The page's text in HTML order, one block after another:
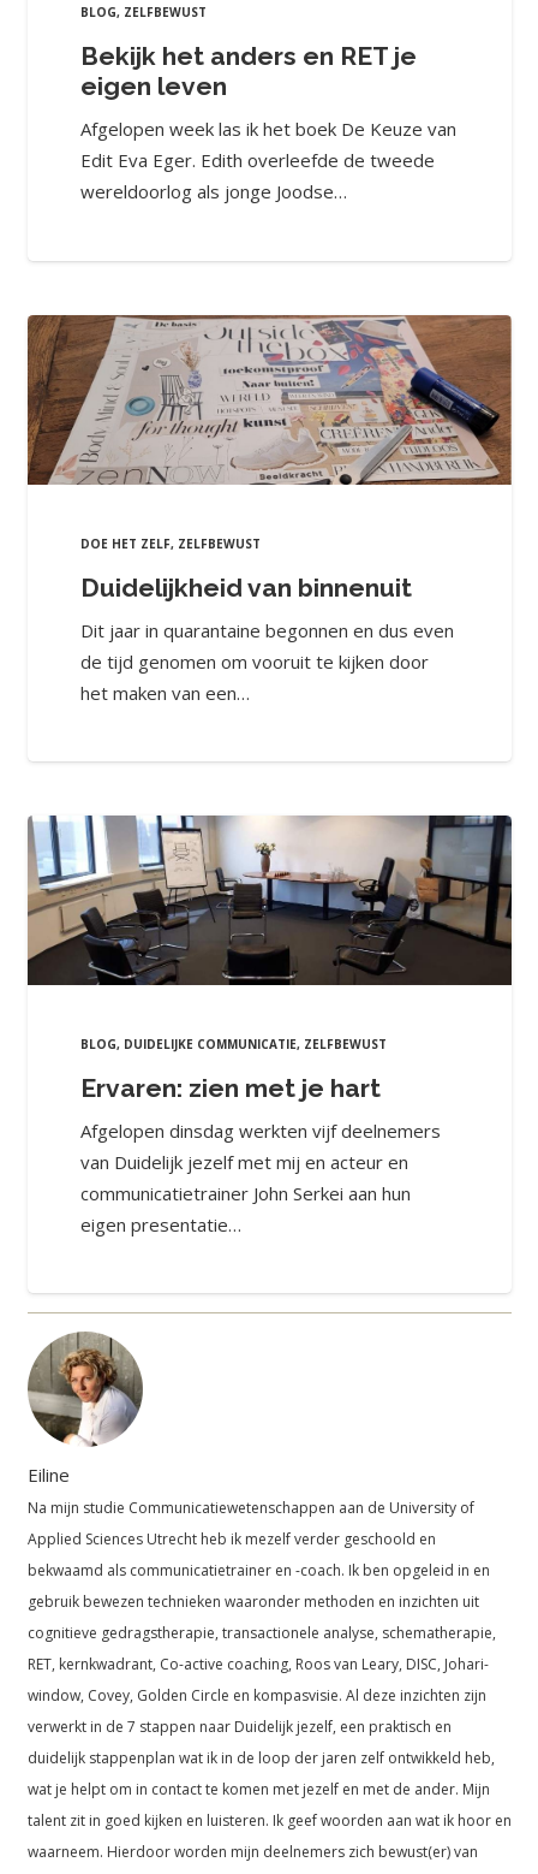
BLOG, ZELFBEWUST
Bekijk het anders en RET je
eigen leven
Afgelopen week las ik het boek De Keuze van
Edit Eva Eger. Edith overleefde de tweede
wereldoorlog als jonge Joodse…
DOE HET ZELF, ZELFBEWUST
Duidelijkheid van binnenuit
Dit jaar in quarantaine begonnen en dus even
de tijd genomen om vooruit te kijken door
het maken van een…
BLOG, DUIDELIJKE COMMUNICATIE, ZELFBEWUST
Ervaren: zien met je hart
Afgelopen dinsdag werkten vijf deelnemers
van Duidelijk jezelf met mij en acteur en
communicatietrainer John Serkei aan hun
eigen presentatie…
Eiline
Na mijn studie Communicatiewetenschappen aan de University of
Applied Sciences Utrecht heb ik mezelf verder geschoold en
bekwaamd als communicatietrainer en -coach. Ik ben opgeleid in en
gebruik bewezen technieken waaronder methoden en inzichten uit
cognitieve gedragstherapie, transactionele analyse, schematherapie,
RET, kernkwadrant, Co-active coaching, Roos van Leary, DISC, Johari-
window, Covey, Golden Circle en kompasvisie. Al deze inzichten zijn
verwerkt in de 7 stappen naar Duidelijk jezelf, een praktisch en
duidelijk stappenplan wat ik in de loop der jaren zelf ontwikkeld heb,
wat je helpt om in contact te komen met jezelf en met de ander. Mijn
talent zit in goed kijken en luisteren. Ik geef woorden aan wat ik hoor en
waarneem. Hierdoor worden mijn deelnemers zich bewust(er) van